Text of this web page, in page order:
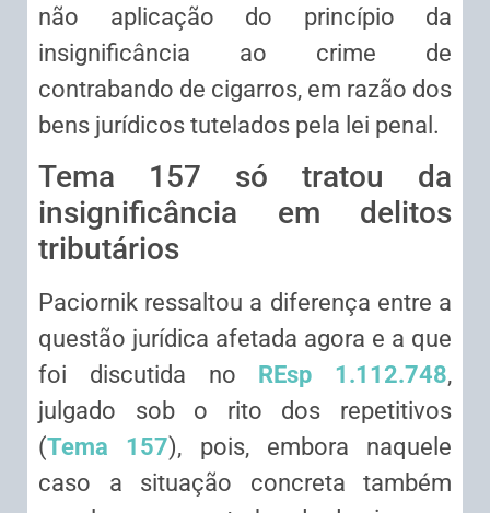
não aplicação do princípio da
insignificância ao crime de
contrabando de cigarros, em razão dos
bens jurídicos tutelados pela lei penal.
Tema 157 só tratou da
insignificância em delitos
tributários
Paciornik ressaltou a diferença entre a
questão jurídica afetada agora e a que
foi discutida no REsp 1.112.748,
julgado sob o rito dos repetitivos
(Tema 157), pois, embora naquele
caso a situação concreta também